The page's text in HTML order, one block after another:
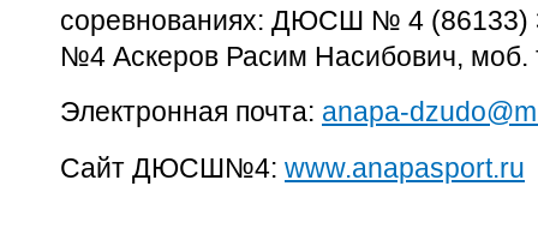
соревнованиях: ДЮСШ № 4
№4 Аскеров Расим Насибович, моб.
Электронная почта: anapa-
Сайт ДЮСШ№4: www.anapasport.ru